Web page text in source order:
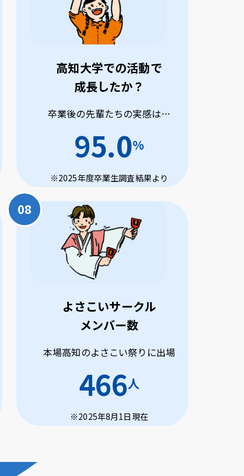
高知大学での活動で
成長したか？
卒業後の先輩たちの実感は…
95.0%
※2025年度卒業生調査結果より
よさこいサークル
メンバー数
本場高知のよさこい祭りに出場
466人
※2025年8月1日現在